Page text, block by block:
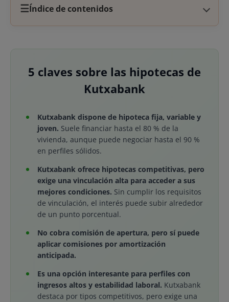
☰Índice de contenidos
5 claves sobre las hipotecas de
Kutxabank
Kutxabank dispone de hipoteca fija, variable y
joven. Suele financiar hasta el 80 % de la
vivienda, aunque puede negociar hasta el 90 %
en perfiles sólidos.
Kutxabank ofrece hipotecas competitivas, pero
exige una vinculación alta para acceder a sus
mejores condiciones. Sin cumplir los requisitos
de vinculación, el interés puede subir alrededor
de un punto porcentual.
No cobra comisión de apertura, pero sí puede
aplicar comisiones por amortización
anticipada.
Es una opción interesante para perfiles con
ingresos altos y estabilidad laboral. Kutxabank
destaca por tipos competitivos, pero exige una